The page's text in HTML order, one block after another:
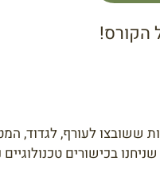
ששובצו לעורף, לגדוד,
בכישורים